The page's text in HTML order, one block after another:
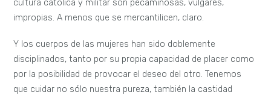
cultura católica y militar son pecaminosas, vulgares,
impropias. A menos que se mercantilicen, claro.
Y los cuerpos de las mujeres han sido doblemente
disciplinados, tanto por su propia capacidad de placer como
por la posibilidad de provocar el deseo del otro. Tenemos
que cuidar no sólo nuestra pureza, también la castidad